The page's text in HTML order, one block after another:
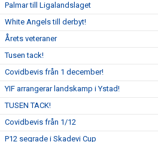
Palmar till Ligalandslaget
White Angels till derbyt!
Årets veteraner
Tusen tack!
Covidbevis från 1 december!
YIF arrangerar landskamp i Ystad!
TUSEN TACK!
Covidbevis från 1/12
P12 segrade i Skadevi Cup